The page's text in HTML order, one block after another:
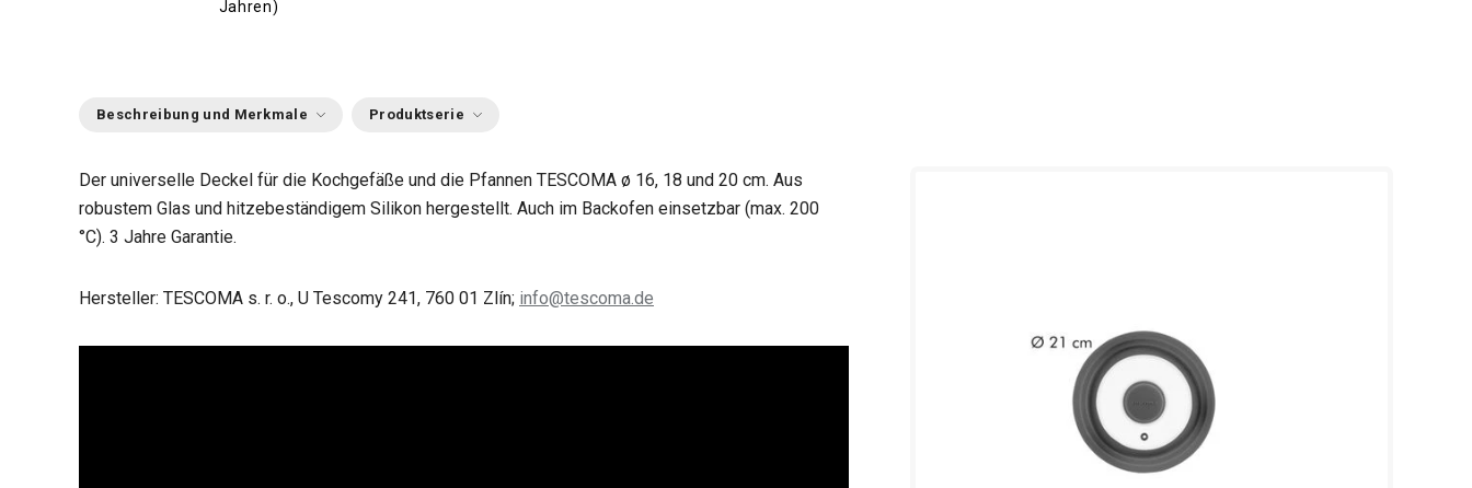
Jahren)
Beschreibung und Merkmale Produktserie
Der universelle Deckel für die Kochgefäße und die Pfannen TESCOMA ø 16, 18 und 20 cm. Aus
robustem Glas und hitzebeständigem Silikon hergestellt. Auch im Backofen einsetzbar (max. 200
°C). 3 Jahre Garantie.
Hersteller: TESCOMA s. r. o., U Tescomy 241, 760 01 Zlín; info@tescoma.de